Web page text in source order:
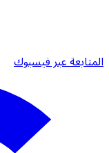
المتابعة عبر فيسبوك